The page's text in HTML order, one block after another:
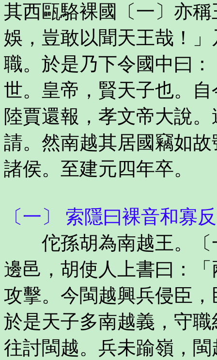
其西甌駱裸國〔一〕亦
娛，豈敢以聞天王哉！
職。於是乃下令國中曰
世。皇帝，賢天子也。
陸賈還報，孝文帝大說
請。然南越其居國竊如
諸侯。至建元四年卒。
〔一〕 索隱曰裸音和寡
佗孫胡為南越王。〔
邊邑，胡使人上書曰：
攻擊。今閩越興兵侵臣
於是天子多南越義，守
往討閩越。兵未踰嶺，